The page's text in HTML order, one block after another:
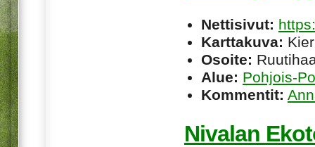
Nettisivut:
Karttakuva:
Osoite:
Alue: Pohjois-
Kommentit:
Nivalan